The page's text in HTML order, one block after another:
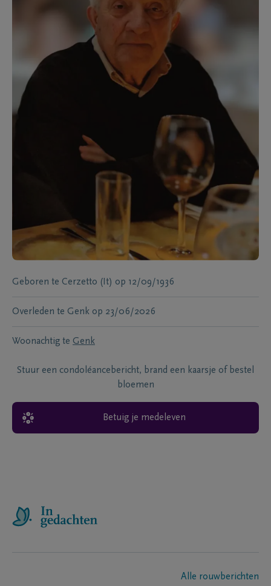
Geboren te Cerzetto (It) op 12/09/1936
Overleden te Genk op 23/06/2026
Woonachtig te Genk
Stuur een condoléancebericht, brand een kaarsje of bestel
bloemen
Betuig je medeleven
Alle rouwberichten